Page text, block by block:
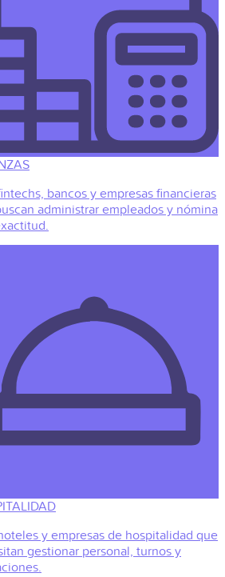
bancos y empresas financieras
administrar empleados y nómina
y empresas de hospitalidad que
gestionar personal, turnos y